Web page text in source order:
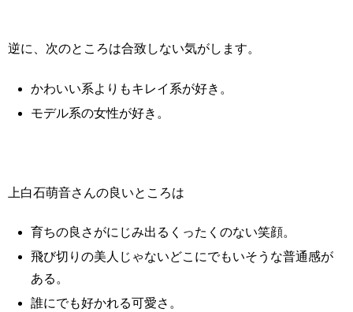
逆に、次のところは合致しない気がします。
かわいい系よりもキレイ系が好き。
モデル系の女性が好き。
上白石萌音さんの良いところは
育ちの良さがにじみ出るくったくのない笑顔。
飛び切りの美人じゃないどこにでもいそうな普通感が
ある。
誰にでも好かれる可愛さ。